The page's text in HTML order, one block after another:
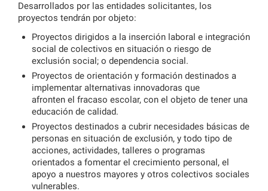
Desarrollados por las entidades solicitantes, los
proyectos tendrán por objeto:
Proyectos dirigidos a la inserción laboral e integración
social de colectivos en situación o riesgo de
exclusión social; o dependencia social.
Proyectos de orientación y formación destinados a
implementar alternativas innovadoras que
afronten el fracaso escolar, con el objeto de tener una
educación de calidad.
Proyectos destinados a cubrir necesidades básicas de
personas en situación de exclusión, y todo tipo de
acciones, actividades, talleres o programas
orientados a fomentar el crecimiento personal, el
apoyo a nuestros mayores y otros colectivos sociales
vulnerables.